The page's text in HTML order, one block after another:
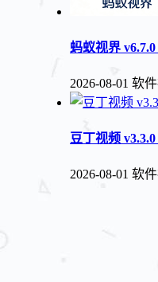
蚂蚁视界
2026-08-01 软
豆丁视频
2026-08-01 软